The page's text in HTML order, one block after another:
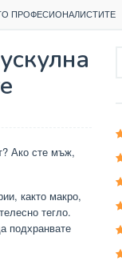
ПРОФЕСИОНАЛИСТИТЕ
Ако сте мъж,
както макро,
тегло.
подхранвате